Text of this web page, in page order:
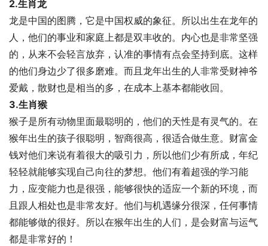
2.生肖龙
龙是中国的图腾，它是中国权威的象征。所以出生在龙年的
人，他们的事业和家庭上都是双丰收的。内心也是非常坚强
的，从来不会轻言放弃，认准的事情有点会坚持到底。这样
的他们身边少了很多磨难。而且龙年出生的人非常受财神爷
爱戴，散财也是相当的多，在成本上基本都能收回。
3.生肖猴
猴子是所有动物里面最聪明的，他们的天性是有灵气的。在
猴年出生的孩子很聪明，智商很高，很适合做生意。财富金
钱对他们来说有着很大的吸引力，所以他们少有所成，年纪
轻轻就能够实现自己向往的梦想。他们有着超强的学习能
力，应变能力也是很强，能够很快的适应一个新的环境，而
且跟人相处也是非常友好。他们与机遇缘分很深，任何事情
都能够做的很好。所以在猴年出生的人们，是会财富与运气
都是非常好的！